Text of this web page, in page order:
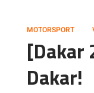
MOTORSPORT
[Dakar
Dakar!